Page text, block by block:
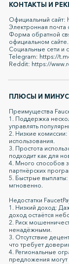
КОНТАКТЫ И
Официальный сайт:
Электронная почта
Форма обратной
официальном сайте.
Социальные сети и
Telegram: https://
Reddit: https://
ПЛЮСЫ И
Преимущества
1. Поддержка
управлять
2. Низкие
использования.
3. Простота
подходит как для
4. Много способов
партнёрских
5. Быстрые
мгновенно.
Недостатки
1. Низкий доход:
доход остаётся
2. Риск
ненадёжными.
3. Отсутствие
что требует
4. Региональные
предложения могут